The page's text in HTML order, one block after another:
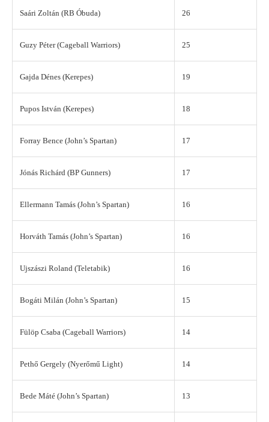
Saári Zoltán (RB Óbuda) 26
Guzy Péter (Cageball Warriors) 25
Gajda Dénes (Kerepes) 19
Pupos István (Kerepes) 18
Forray Bence (John’s Spartan) 17
Jónás Richárd (BP Gunners) 17
Ellermann Tamás (John’s Spartan) 16
Horváth Tamás (John’s Spartan) 16
Ujszászi Roland (Teletabik) 16
Bogáti Milán (John’s Spartan) 15
Fülöp Csaba (Cageball Warriors) 14
Pethő Gergely (Nyerőmű Light) 14
Bede Máté (John’s Spartan) 13